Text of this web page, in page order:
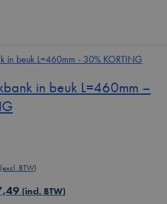
in beuk L=460mm –
Prijsklasse:
(excl. BTW)
(incl. BTW)